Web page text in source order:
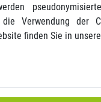
Sie sich als
Manchmal ist es
rund um
Verwendung der
finden Sie in